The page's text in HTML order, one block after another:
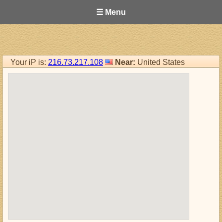
☰ Menu
Your iP is: 216.73.217.108 Near: United States